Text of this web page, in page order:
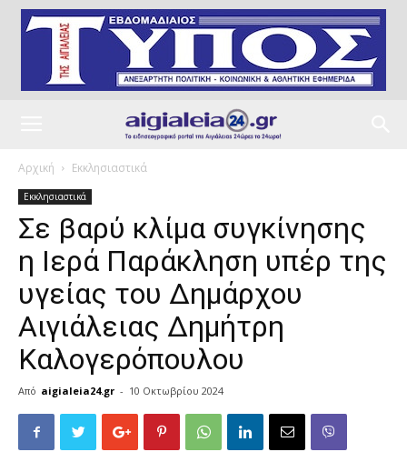
Αρχική Εκκλησιαστικά
Εκκλησιαστικά
Σε βαρύ κλίμα συγκίνησης
η Ιερά Παράκληση υπέρ της
υγείας του Δημάρχου
Αιγιάλειας Δημήτρη
Καλογερόπουλου
Από aigialeia24.gr - 10 Οκτωβρίου 2024